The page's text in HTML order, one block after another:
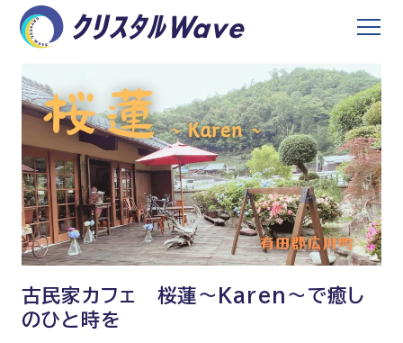
古民家カフェ 桜蓮～Karen～で癒し
のひと時を